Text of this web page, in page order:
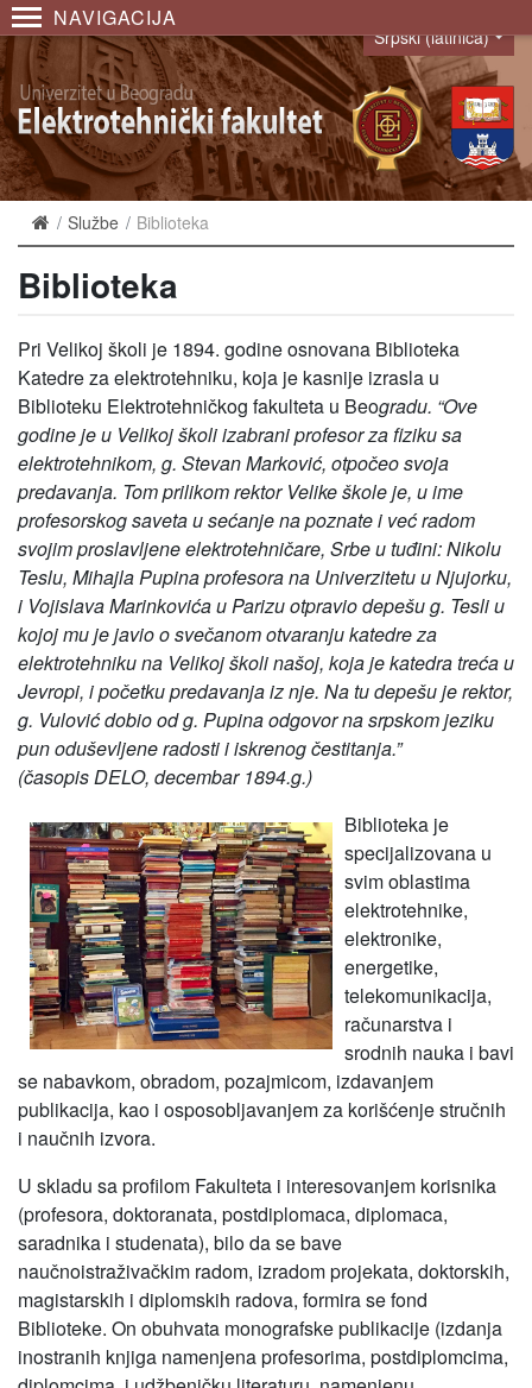
NAVIGACIJA
Language
Srpski (latinica)
Službe Biblioteka
Biblioteka
Pri Velikoj školi je 1894. godine osnovana Biblioteka
Katedre za elektrotehniku, koja je kasnije izrasla u
Biblioteku Elektrotehničkog fakulteta u Beogradu. “Ove
godine je u Velikoj školi izabrani profesor za fiziku sa
elektrotehnikom, g. Stevan Marković, otpočeo svoja
predavanja. Tom prilikom rektor Velike škole je, u ime
profesorskog saveta u sećanje na poznate i već radom
svojim proslavljene elektrotehničare, Srbe u tuđini: Nikolu
Teslu, Mihajla Pupina profesora na Univerzitetu u Njujorku,
i Vojislava Marinkovića u Parizu otpravio depešu g. Tesli u
kojoj mu je javio o svečanom otvaranju katedre za
elektrotehniku na Velikoj školi našoj, koja je katedra treća u
Jevropi, i početku predavanja iz nje. Na tu depešu je rektor,
g. Vulović dobio od g. Pupina odgovor na srpskom jeziku
pun oduševljene radosti i iskrenog čestitanja.”
(časopis DELO, decembar 1894.g.)
Biblioteka je
specijalizovana u
svim oblastima
elektrotehnike,
elektronike,
energetike,
telekomunikacija,
računarstva i
srodnih nauka i bavi
se nabavkom, obradom, pozajmicom, izdavanjem
publikacija, kao i osposobljavanjem za korišćenje stručnih
i naučnih izvora.
U skladu sa profilom Fakulteta i interesovanjem korisnika
(profesora, doktoranata, postdiplomaca, diplomaca,
saradnika i studenata), bilo da se bave
naučnoistraživačkim radom, izradom projekata, doktorskih,
magistarskih i diplomskih radova, formira se fond
Biblioteke. On obuhvata monografske publikacije (izdanja
inostranih knjiga namenjena profesorima, postdiplomcima,